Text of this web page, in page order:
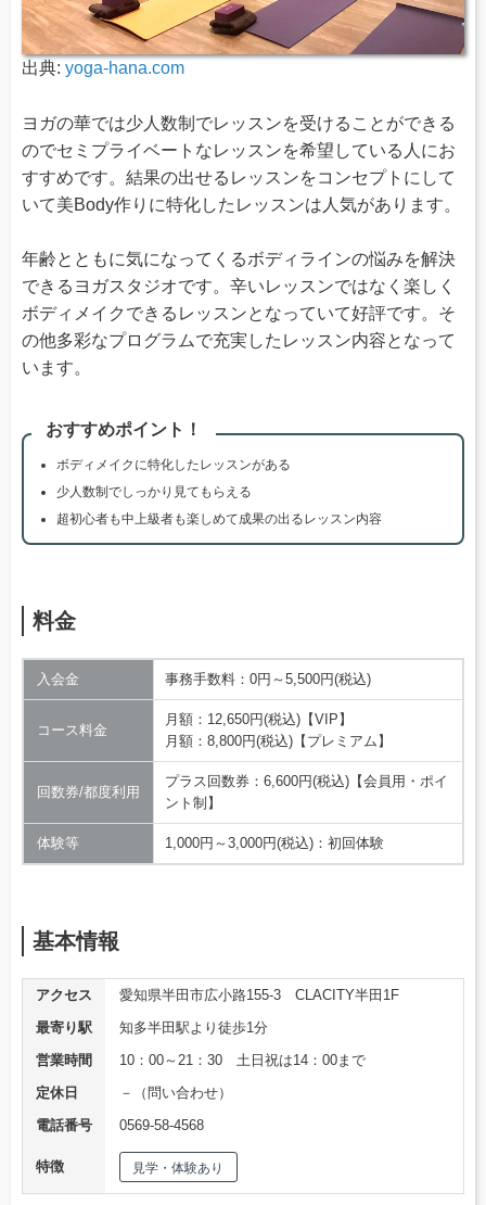
出典: yoga-hana.com
ヨガの華では少人数制でレッスンを受けることができる
のでセミプライベートなレッスンを希望している人にお
すすめです。結果の出せるレッスンをコンセプトにして
いて美Body作りに特化したレッスンは人気があります。
年齢とともに気になってくるボディラインの悩みを解決
できるヨガスタジオです。辛いレッスンではなく楽しく
ボディメイクできるレッスンとなっていて好評です。そ
の他多彩なプログラムで充実したレッスン内容となって
います。
おすすめポイント！
ボディメイクに特化したレッスンがある
少人数制でしっかり見てもらえる
超初心者も中上級者も楽しめて成果の出るレッスン内容
料金
入会金 事務手数料：0円～5,500円(税込)
コース料金
月額：12,650円(税込)【VIP】
月額：8,800円(税込)【プレミアム】
回数券/都度利用
プラス回数券：6,600円(税込)【会員用・ポイ
ント制】
体験等 1,000円～3,000円(税込)：初回体験
基本情報
アクセス
愛知県半田市広小路155-3 CLACITY半田1F
最寄り駅
知多半田駅より徒歩1分
営業時間
10：00～21：30 土日祝は14：00まで
定休日
－（問い合わせ）
電話番号
0569-58-4568
特徴 見学・体験あり